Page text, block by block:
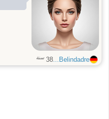
Belindadre...
38 سنة